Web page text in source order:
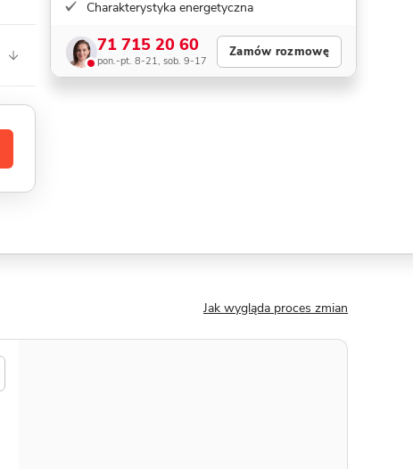
Charakterystyka energetyczna
71 715 20 60
pon.-pt. 8-21, sob. 9-17
Zamów rozmowę
Jak wygląda proces zmian